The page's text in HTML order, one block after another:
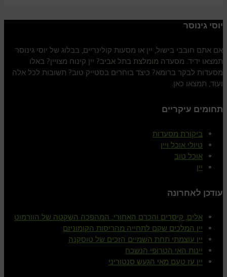
יוסי גינוסר
אם אתם חובבי בישול, יין או מסעות קולינריים, בבלוג של יוסי גינוסר
תמצאו ידיד. מסעדה מומלצת בתל אביב? יין קינוח מצויין? באלו
מסעדות לבקר ברומא? כיצד בוחרים בסטייק טוב? תשובות לכל אלה
ועוד, תמצאו כאן.
תחומים עיקריים
ביקורת מסעדות
טיולי אוכל ויין
אוכל טוב
יין
עודכן לאחרונה
אלים, קיסרים והכרם האחורי: המהפכה השקטה של הוורמוט
יין המלכים שקם לתחייה מהריסות הקומוניזם
יין עוצמתי תחת השמיים הזכים של טוסקנה
יינות האי הטרופי הנשכח
יין עז טעם מאי הגעש סנטוריני